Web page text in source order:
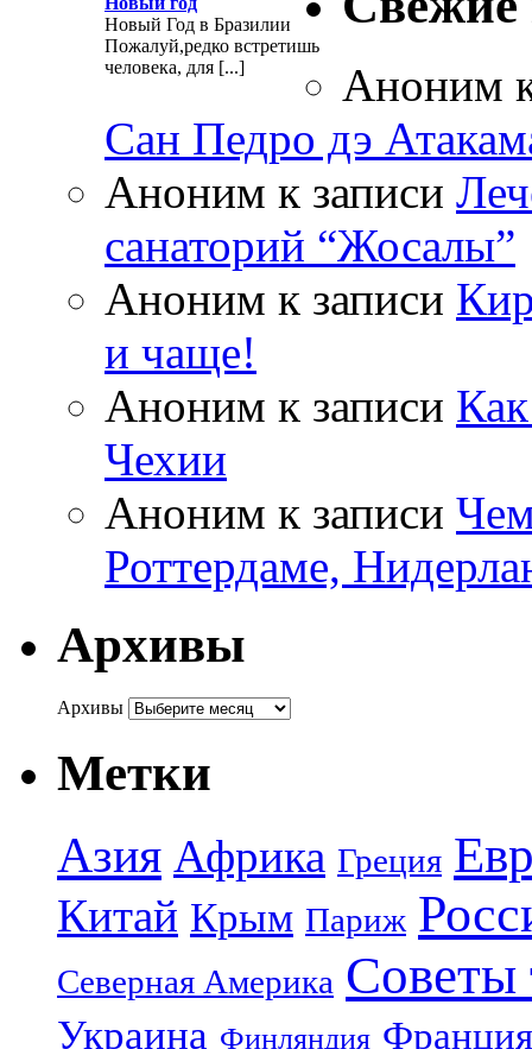
Новый Год в Бразилии
Пожалуй,редко встретишь
человека, для [...]
Аноним
Сан Педро дэ
Аноним к записи
санаторий “Жосалы”
Аноним к записи
и чаще!
Аноним к записи
Чехии
Аноним к записи
Роттердаме,
Архивы
Архивы
Метки
Азия Африка Греция
Китай Крым Париж
Северная Америка Советы
Украина Финляндия Франция